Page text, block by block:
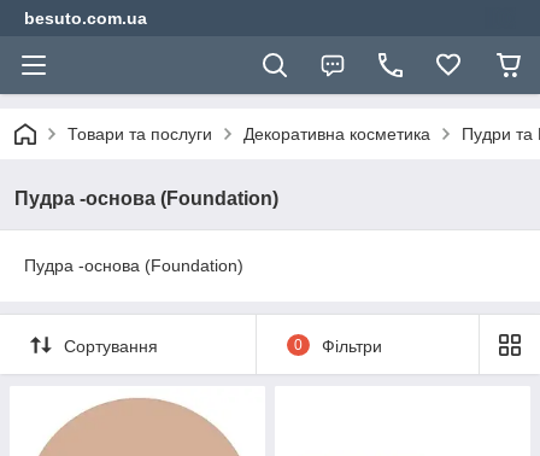
besuto.com.ua
Товари та послуги Декоративна косметика Пудри та
Пудра -основа (Foundation)
Пудра -основа (Foundation)
Сортування 0 Фільтри